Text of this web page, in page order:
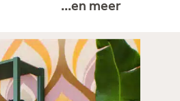
...en meer